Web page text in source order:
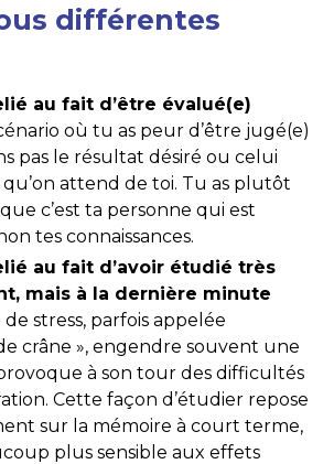
différentes
au fait d’être évalué(e)
où tu as peur d’être jugé(e)
pas le résultat désiré ou celui
attend de toi. Tu as plutôt
que c’est ta personne qui est
tes connaissances.
au fait d’avoir étudié très
mais à la dernière minute
stress, parfois appelée
crâne », engendre souvent une
à son tour des difficultés
Cette façon d’étudier repose
sur la mémoire à court terme,
plus sensible aux effets